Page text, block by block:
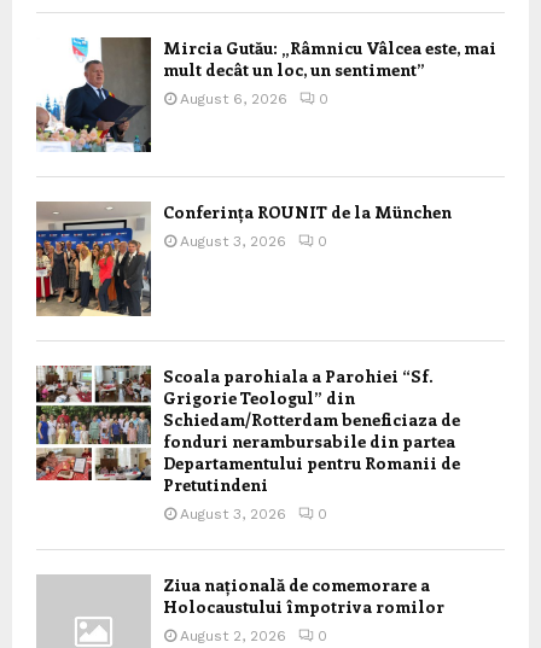
Mircia Gutău: „Râmnicu Vâlcea este, mai
mult decât un loc, un sentiment”
August 6, 2026 0
Conferința ROUNIT de la München
August 3, 2026 0
Scoala parohiala a Parohiei “Sf.
Grigorie Teologul” din
Schiedam/Rotterdam beneficiaza de
fonduri nerambursabile din partea
Departamentului pentru Romanii de
Pretutindeni
August 3, 2026 0
Ziua națională de comemorare a
Holocaustului împotriva romilor
August 2, 2026 0